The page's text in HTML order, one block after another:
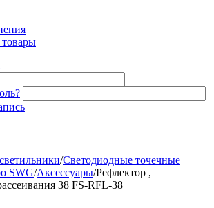
/Светодиодные точечные
SWG/Аксессуары/Рефлектор ,
38 FS-RFL-38